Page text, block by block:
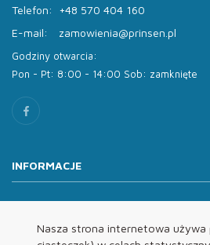
Nasza strona internetowa używa
Telefon:
+48 570 404 160
E-mail:
zamowienia@prinsen.pl
Godziny otwarcia:
Pon - Pt: 8:00 - 14:00 Sob: zamknięte
INFORMACJE
Oferta